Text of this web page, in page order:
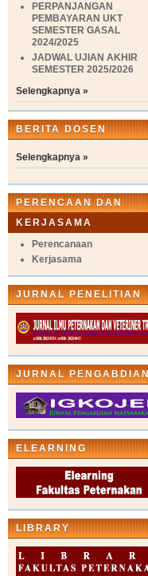
PERPANJANGAN
PEMBAYARAN UKT
SEMESTER GASAL
2024/2025
JADWAL UJIAN AKHIR
SEMESTER 2025/2026
Selengkapnya »
BERITA DOSEN
Selengkapnya »
PERENCAAN DAN
KERJASAMA
Perencanaan
Kerjasama
JURNAL PENELITIAN
JURNAL PENGABDIAN
ELEARNING
LIBRARY